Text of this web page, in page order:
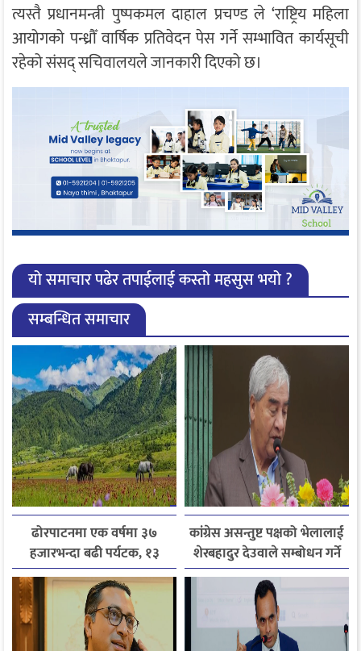
त्यस्तै प्रधानमन्त्री पुष्पकमल दाहाल प्रचण्ड ले ‘राष्ट्रिय महिला
आयोगको पन्ध्रौँ वार्षिक प्रतिवेदन पेस गर्ने सम्भावित कार्यसूची
रहेको संसद् सचिवालयले जानकारी दिएको छ।
यो समाचार पढेर तपाईलाई कस्तो महसुस भयो ?
सम्बन्धित समाचार
ढोरपाटनमा एक वर्षमा ३७
हजारभन्दा बढी पर्यटक, १३
हजारले बढ्यो आगमन
कांग्रेस असन्तुष्ट पक्षको भेलालाई
शेरबहादुर देउवाले सम्बोधन गर्ने